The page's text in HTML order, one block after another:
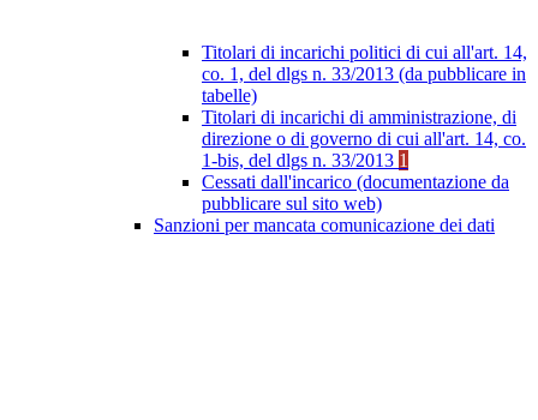
Titolari di incarichi politici di cui all'art. 14,
co. 1, del dlgs n. 33/2013 (da pubblicare in
tabelle)
Titolari di incarichi di amministrazione, di
direzione o di governo di cui all'art. 14, co.
1-bis, del dlgs n. 33/2013 1
Cessati dall'incarico (documentazione da
pubblicare sul sito web)
Sanzioni per mancata comunicazione dei dati